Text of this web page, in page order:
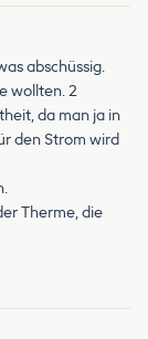
abschüssig.
wollten. 2
da man ja in
den Strom wird
Therme, die